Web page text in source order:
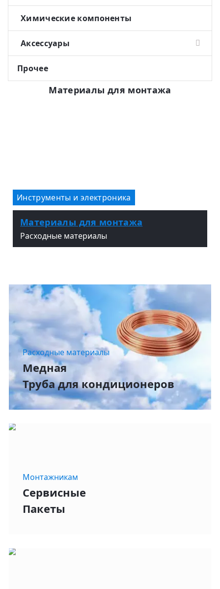
Химические компоненты
Аксессуары
Прочее
Материалы для монтажа
Инструменты и электроника
Материалы для монтажа
Расходные материалы
Расходные материалы
Медная
Труба для кондиционеров
Монтажникам
Сервисные
Пакеты